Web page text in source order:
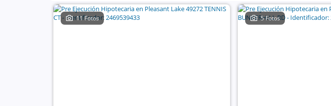
11 Fotos 5 Fotos